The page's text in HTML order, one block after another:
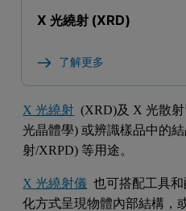
X 光繞射 (XRD)
了解更多
X 光繞射 (XRD)及 X 光散
光晶體學) 或辨識樣品中的
射/XRPD) 等用途。
X 光繞射儀 也可搭配工具
化方式呈現物體內部結構，